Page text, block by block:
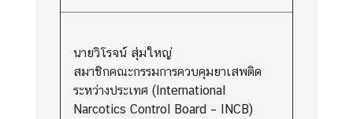
นายวิโรจน์ สุ่มใหญ่
สมาชิกคณะกรรมการควบคุมยาเสพติด
ระหว่างประเทศ (International
Narcotics Control Board – INCB)